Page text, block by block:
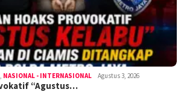
NASIONAL - INTERNASIONAL Agustus 3, 2026
“Agustus…